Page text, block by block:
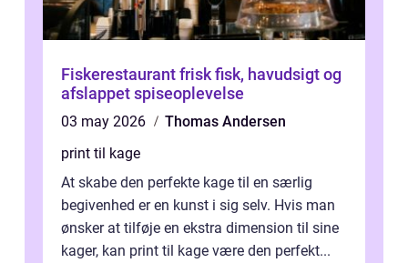
Fiskerestaurant frisk fisk, havudsigt og
afslappet spiseoplevelse
03 may 2026
Thomas Andersen
print til kage
At skabe den perfekte kage til en særlig
begivenhed er en kunst i sig selv. Hvis man
ønsker at tilføje en ekstra dimension til sine
kager, kan print til kage være den perfekt...